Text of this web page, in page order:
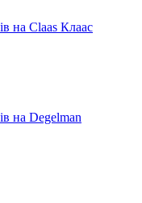
на Claas Клаас
на Degelman